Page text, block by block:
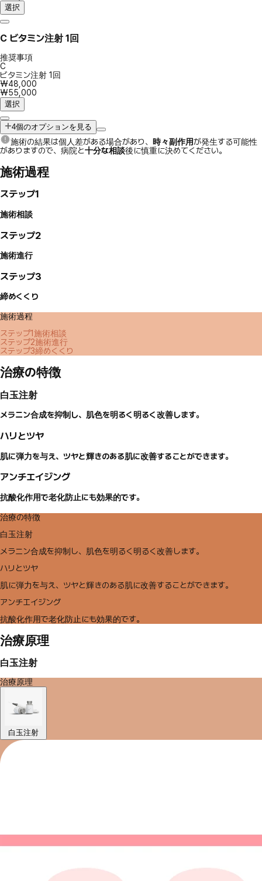
選択
C ビタミン注射 1回
推奨事項
C
ビタミン注射 1回
₩48,000
₩55,000
選択
4個のオプションを見る
施術の結果は個人差がある場合があり、 時々副作用が発生する可能性
がありますので、病院と十分な相談後に慎重に決めてください。
施術過程
ステップ1
施術相談
ステップ2
施術進行
ステップ3
締めくくり
施術過程
ステップ1施術相談
ステップ2施術進行
ステップ3締めくくり
治療の特徴
白玉注射
メラニン合成を抑制し、肌色を明るく明るく改善します。
ハリとツヤ
肌に弾力を与え、ツヤと輝きのある肌に改善することができます。
アンチエイジング
抗酸化作用で老化防止にも効果的です。
治療の特徴
白玉注射
メラニン合成を抑制し、肌色を明るく明るく改善します。
ハリとツヤ
肌に弾力を与え、ツヤと輝きのある肌に改善することができます。
アンチエイジング
抗酸化作用で老化防止にも効果的です。
治療原理
白玉注射
治療原理
白玉注射